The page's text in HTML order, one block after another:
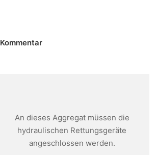
Kommentar
An dieses Aggregat müssen die
hydraulischen Rettungsgeräte
angeschlossen werden.